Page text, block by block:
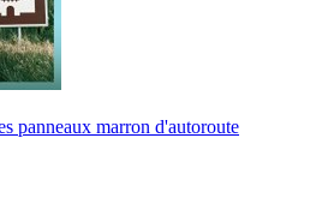
panneaux marron d'autoroute